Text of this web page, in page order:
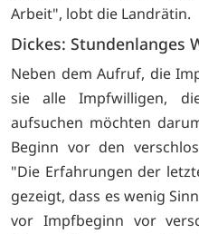
Arbeit", lobt die Landrätin.
Dickes: Stundenlanges
Neben dem Aufruf, die
sie alle Impfwilligen,
aufsuchen möchten
Beginn vor den
"Die Erfahrungen der
gezeigt, dass es wenig
vor Impfbeginn vor